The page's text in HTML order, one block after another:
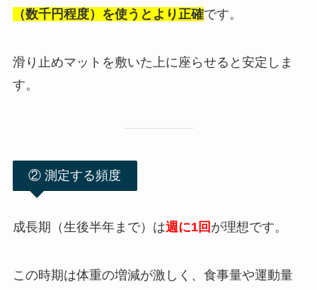
（数千円程度）を使うとより正確です。
滑り止めマットを敷いた上に座らせると安定しま
す。
② 測定する頻度
成長期（生後半年まで）は週に1回 が理想です。
この時期は体重の増減が激しく、食事量や運動量